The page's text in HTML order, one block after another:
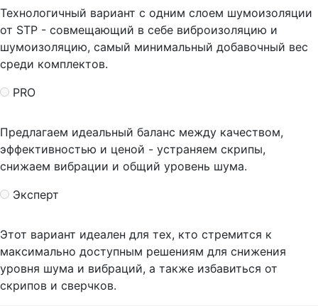
Технологичный вариант с одним слоем шумоизоляции
от STP - совмещающий в себе виброизоляцию и
шумоизоляцию, самый минимальный добавочный вес
среди комплектов.
PRO
Предлагаем идеальный баланс между качеством,
эффективностью и ценой - устраняем скрипы,
снижаем вибрации и общий уровень шума.
Эксперт
Этот вариант идеален для тех, кто стремится к
максимально доступным решениям для снижения
уровня шума и вибраций, а также избавиться от
скрипов и сверчков.